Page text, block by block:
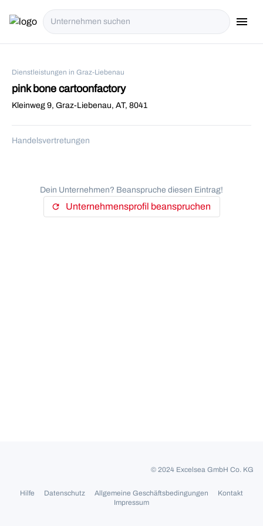
menu
Dienstleistungen in Graz-Liebenau
pink bone cartoonfactory
Kleinweg 9, Graz-Liebenau, AT, 8041
Handelsvertretungen
Dein Unternehmen? Beanspruche diesen Eintrag!
refresh Unternehmensprofil beanspruchen
© 2024 Excelsea GmbH Co. KG
Hilfe Datenschutz Allgemeine Geschäftsbedingungen
Kontakt
Impressum